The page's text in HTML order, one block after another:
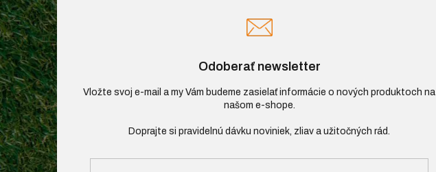
Odoberať newsletter
Vložte svoj e-mail a my Vám budeme zasielať informácie o nových produktoch na
našom e-shope.